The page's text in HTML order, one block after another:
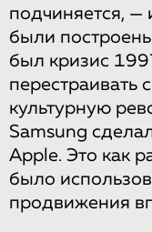
подчиняется, —
были
был кризис
перестраивать
культурную
Samsung
Apple. Это как
было
продвижения